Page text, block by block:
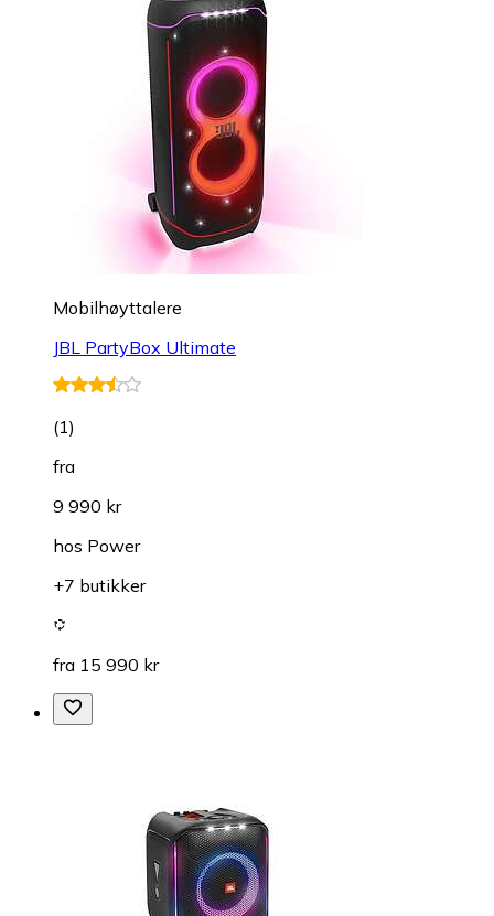
Mobilhøyttalere
JBL PartyBox Ultimate
(1)
fra
9 990 kr
hos Power
+7 butikker
fra 15 990 kr